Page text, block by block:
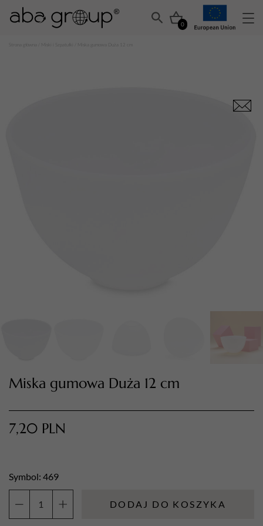
0
TWÓJ KOSZYK (0)
Miski i Szpatułki / Miska gumowa Duża 12 cm
Miska gumowa Duża 12 cm
7,20 PLN
Symbol: 469
DODAJ DO KOSZYKA